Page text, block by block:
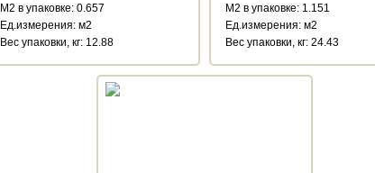
М2 в упаковке: 0.657
Ед.измерения: м2
Веc упаковки, кг: 12.88
М2 в упаковке: 1.151
Ед.измерения: м2
Веc упаковки, кг: 24.43